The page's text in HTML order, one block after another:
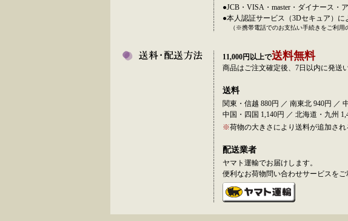
●JCB・VISA・master・ダイナース・
●本人認証サービス（3Dセキュア）に
（※携帯電話でのお支払い手続きをご利用
11,000円以上で送料無料
商品はご注文確定後、7日以内に発送
送料
関東・信越 880円 ／ 南東北 940円 ／
中国・四国 1,140円 ／ 北海道・九州
※荷物の大きさにより送料が追加され
配送業者
ヤマト運輸でお届けします。
便利なお荷物問い合わせサービスをご